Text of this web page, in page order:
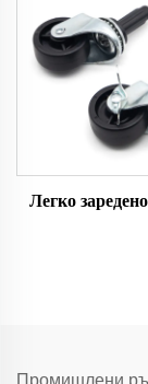
Легко
Промишлени